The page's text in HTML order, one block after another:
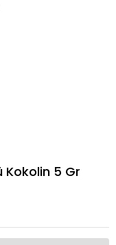
Kokolin 5 Gr